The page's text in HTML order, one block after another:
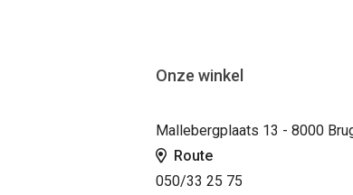
Onze winkel
Mallebergplaats 13 - 8000
Route
050/33 25 75